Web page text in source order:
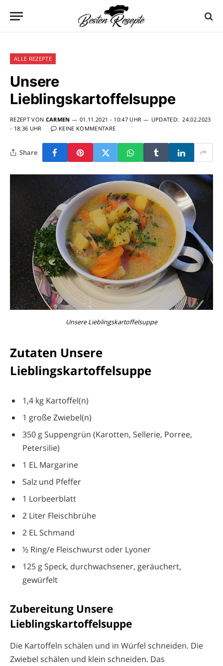
ALLE REZEPTE
Unsere
Lieblingskartoffelsuppe
REZEPT VON CARMEN 01.11.2021 - 10:47 UHR UPDATED: 24.02.2023
- 18:36 UHR
KEINE KOMMENTARE
Share
Unsere Lieblingskartoffelsuppe
Zutaten Unsere
Lieblingskartoffelsuppe
1,4 kg Kartoffel(n)
1 große Zwiebel(n)
350 g Suppengrün (Karotten, Sellerie, Porree,
Petersilie)
1 EL Margarine
Salz und Pfeffer
1 Lorbeerblatt
2 Liter Fleischbrühe
2 EL Schmand
½ Ring/e Fleischwurst oder Lyoner
125 g Speck, durchwachsener, geräuchert,
gewürfelt
Zubereitung Unsere
Lieblingskartoffelsuppe
Die Kartoffeln schälen und in Würfel schneiden. Die
Zwiebel schälen und klein schneiden. Das